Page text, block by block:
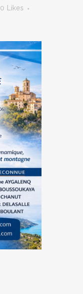
0 Likes